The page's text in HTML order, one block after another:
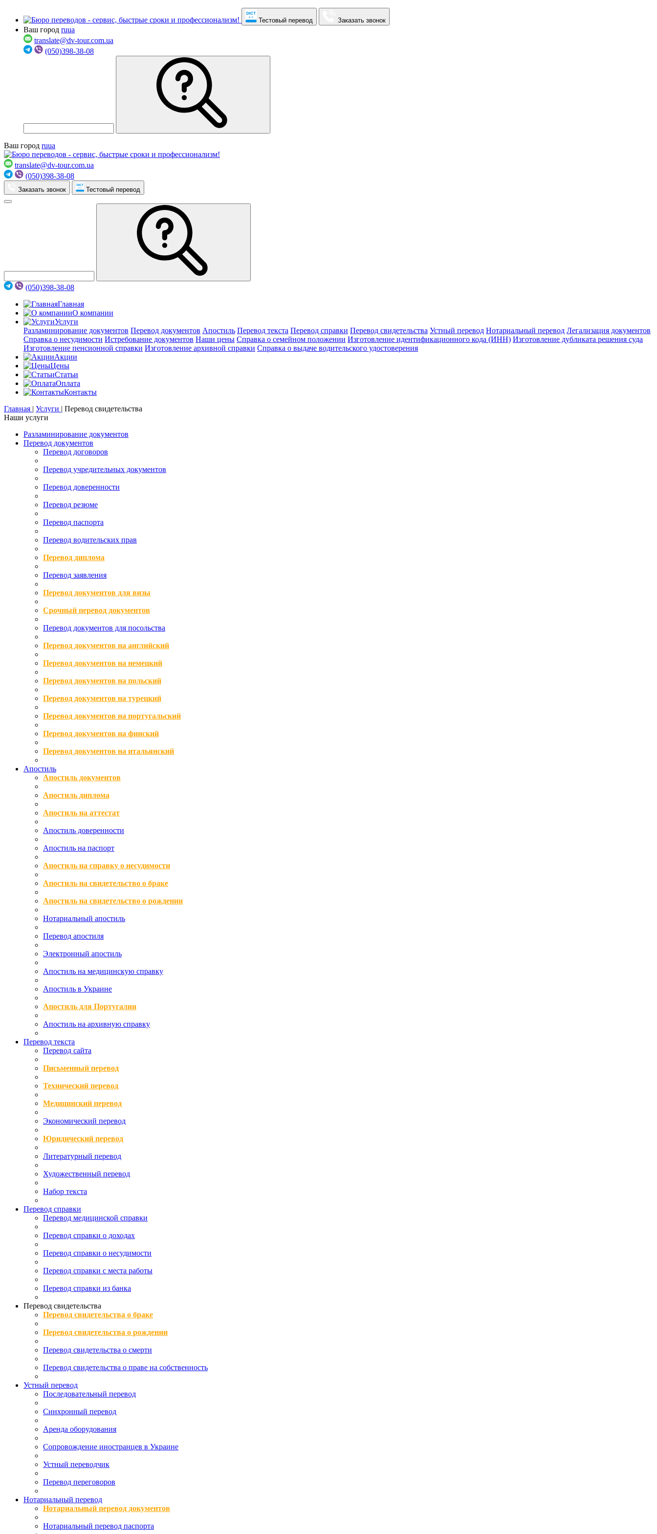
Тестовый перевод Заказать звонок
Ваш город ruua
translate@dv-tour.com.ua
(050)398-38-08
Ваш город ruua
translate@dv-tour.com.ua
(050)398-38-08
Заказать звонок Тестовый перевод
(050)398-38-08
Главная
О компании
Услуги
Разламинирование документов Перевод документов Апостиль Перевод текста Перевод справки Перевод свидетельства Устный перевод Нотариальный перевод Легализация документов
Справка о несудимости Истребование документов Наши цены Справка о семейном положении Изготовление идентификационного кода (ИНН) Изготовление дубликата решения суда
Изготовление пенсионной справки Изготовление архивной справки Справка о выдаче водительского удостоверения
Акции
Цены
Статьи
Оплата
Контакты
Главная | Услуги | Перевод свидетельства
Наши услуги
Разламинирование документов
Перевод документов
Перевод договоров
Перевод учредительных документов
Перевод доверенности
Перевод резюме
Перевод паспорта
Перевод водительских прав
Перевод диплома
Перевод заявления
Перевод документов для визы
Срочный перевод документов
Перевод документов для посольства
Перевод документов на английский
Перевод документов на немецкий
Перевод документов на польский
Перевод документов на турецкий
Перевод документов на португальский
Перевод документов на финский
Перевод документов на итальянский
Апостиль
Апостиль документов
Апостиль диплома
Апостиль на аттестат
Апостиль доверенности
Апостиль на паспорт
Апостиль на справку о несудимости
Апостиль на свидетельство о браке
Апостиль на свидетельство о рождении
Нотариальный апостиль
Перевод апостиля
Электронный апостиль
Апостиль на медицинскую справку
Апостиль в Украине
Апостиль для Португалии
Апостиль на архивную справку
Перевод текста
Перевод сайта
Письменный перевод
Технический перевод
Медицинский перевод
Экономический перевод
Юридический перевод
Литературный перевод
Художественный перевод
Набор текста
Перевод справки
Перевод медицинской справки
Перевод справки о доходах
Перевод справки о несудимости
Перевод справки с места работы
Перевод справки из банка
Перевод свидетельства
Перевод свидетельства о браке
Перевод свидетельства о рождении
Перевод свидетельства о смерти
Перевод свидетельства о праве на собственность
Устный перевод
Последовательный перевод
Синхронный перевод
Аренда оборудования
Сопровождение иностранцев в Украине
Устный переводчик
Перевод переговоров
Нотариальный перевод
Нотариальный перевод документов
Нотариальный перевод паспорта